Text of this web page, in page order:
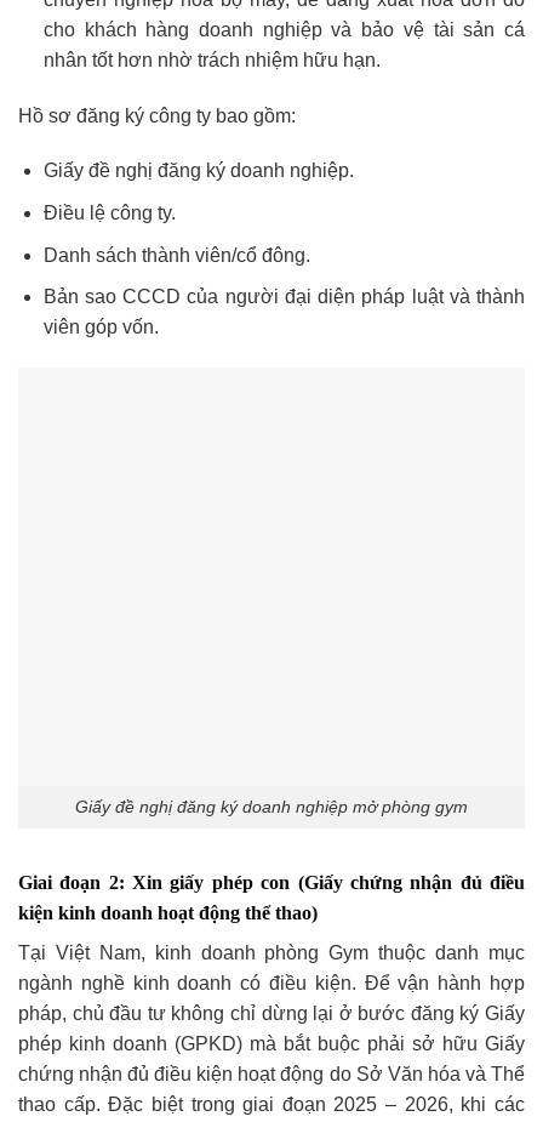
cho khách hàng doanh nghiệp và bảo vệ tài sản cá
nhân tốt hơn nhờ trách nhiệm hữu hạn.
Hồ sơ đăng ký công ty bao gồm:
Giấy đề nghị đăng ký doanh nghiệp.
Điều lệ công ty.
Danh sách thành viên/cổ đông.
Bản sao CCCD của người đại diện pháp luật và thành
viên góp vốn.
Giấy đề nghị đăng ký doanh nghiệp mở phòng gym
Giai đoạn 2: Xin giấy phép con (Giấy chứng nhận đủ điều
kiện kinh doanh hoạt động thể thao)
Tại Việt Nam, kinh doanh phòng Gym thuộc danh mục
ngành nghề kinh doanh có điều kiện. Để vận hành hợp
pháp, chủ đầu tư không chỉ dừng lại ở bước đăng ký Giấy
phép kinh doanh (GPKD) mà bắt buộc phải sở hữu Giấy
chứng nhận đủ điều kiện hoạt động do Sở Văn hóa và Thể
thao cấp. Đặc biệt trong giai đoạn 2025 – 2026, khi các